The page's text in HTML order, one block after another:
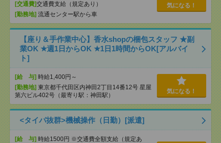
[交通費]交通費支給（規定あり）
[勤務地] 流通センター駅から車
気になる！
【座り＆手作業中心】香水shopの梱包スタッフ ★副
業OK ★週1日からOK ★1日1時間からOK[アルバイ
ト]
[給 与] 時給1,400円～
[勤務地] 東京都千代田区内神田2丁目14番12号 星屋
第六ビル402号（最寄り駅：神田駅）
気になる！
<タイパ抜群>機械操作（日勤）[派遣]
[給 与] 時給1500円 ※交通費全額支給（規定あ